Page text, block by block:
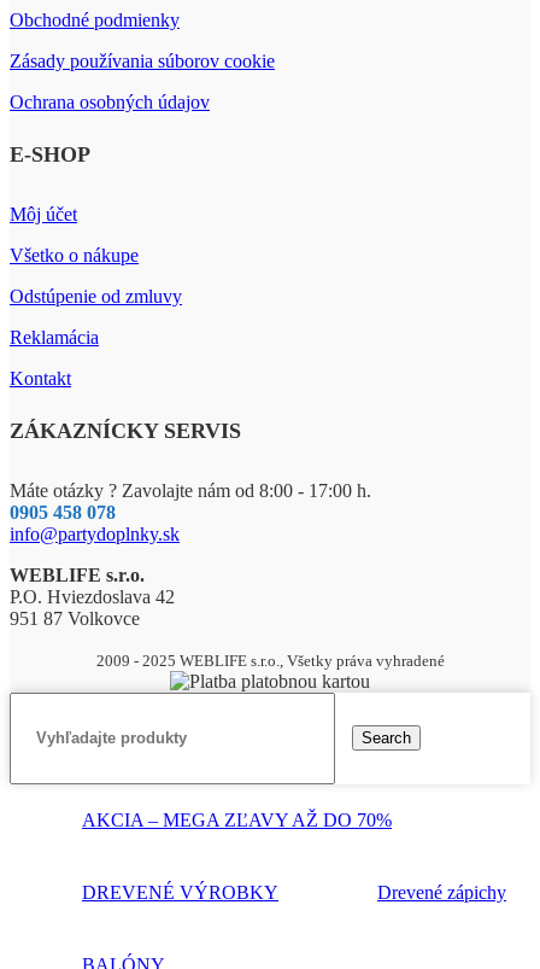
Obchodné podmienky
Zásady používania súborov cookie
Ochrana osobných údajov
E-SHOP
Môj účet
Všetko o nákupe
Odstúpenie od zmluvy
Reklamácia
Kontakt
ZÁKAZNÍCKY SERVIS
Máte otázky ? Zavolajte nám od 8:00 - 17:00 h.
0905 458 078
info@partydoplnky.sk
WEBLIFE s.r.o.
P.O. Hviezdoslava 42
951 87 Volkovce
2009 - 2025 WEBLIFE s.r.o., Všetky práva vyhradené
Search
AKCIA – MEGA ZĽAVY AŽ DO 70%
DREVENÉ VÝROBKY Drevené zápichy
BALÓNY